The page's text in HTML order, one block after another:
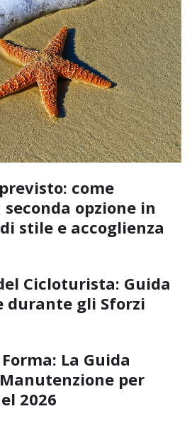
come
opzione in
stile e accoglienza
Cicloturista: Guida
durante gli Sforzi
La Guida
per
2026